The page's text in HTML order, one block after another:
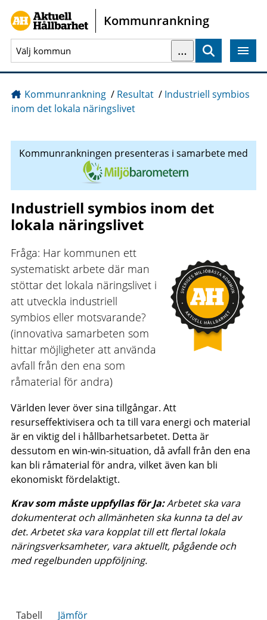
Gå direkt till sidans innehåll
Kommunrankning
…
Kommunrankning / Resultat / Industriell symbios
inom det lokala näringslivet
Kommunrankningen presenteras i samarbete med
Industriell symbios inom det
lokala näringslivet
Fråga: Har kommunen ett
systematiskt arbete där man
stöttar det lokala näringslivet i
att utveckla industriell
symbios eller motsvarande?
(innovativa samarbeten som
hittar möjligheter att använda
avfall från den ena som
råmaterial för andra)
Världen lever över sina tillgångar. Att
resurseffektivisera och ta till vara energi och material
är en viktig del i hållbarhetsarbetet. Detta är
dessutom en win-win-situation, då avfall från den ena
kan bli råmaterial för andra, vilket även kan bli
ekonomiskt fördelaktigt.
Krav som måste uppfyllas för Ja:Arbetet ska vara
dokumenterat och allmänheten ska kunna ta del av
det. Arbetet ska vara kopplat till ett flertal lokala
näringsverksamheter, vara aktuellt, pågående och
med regelbunden uppföljning.
Tabell Jämför